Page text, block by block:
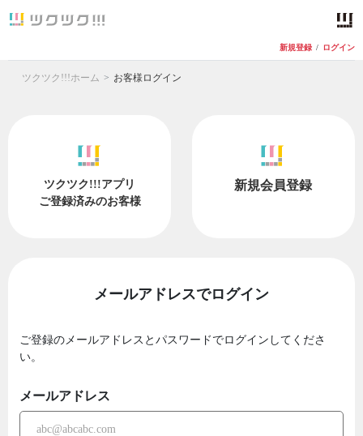
新規登録 / ログイン
ツクツク!!!ホーム お客様ログイン
ツクツク!!!アプリ
ご登録済みのお客様
新規会員登録
メールアドレスでログイン
ご登録のメールアドレスとパスワードでログインしてくださ
い。
メールアドレス